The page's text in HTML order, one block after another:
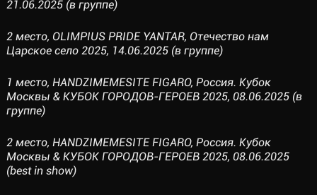
21.06.2025 (в группе)
2 место, OLIMPIUS PRIDE YANTAR, Отечество нам
Царское село 2025, 14.06.2025 (в группе)
1 место, HANDZIMEMESITE FIGARO, Россия. Кубок
Москвы & КУБОК ГОРОДОВ-ГЕРОЕВ 2025, 08.06.2025 (в
группе)
2 место, HANDZIMEMESITE FIGARO, Россия. Кубок
Москвы & КУБОК ГОРОДОВ-ГЕРОЕВ 2025, 08.06.2025
(best in show)